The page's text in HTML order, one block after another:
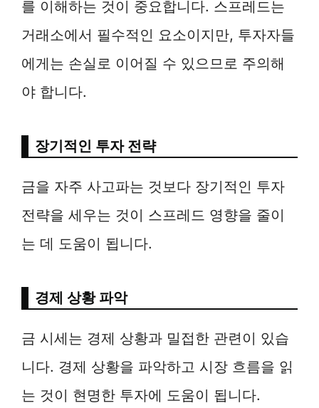
를 이해하는 것이 중요합니다. 스프레드는
거래소에서 필수적인 요소이지만, 투자자들
에게는 손실로 이어질 수 있으므로 주의해
야 합니다.
장기적인 투자 전략
금을 자주 사고파는 것보다 장기적인 투자
전략을 세우는 것이 스프레드 영향을 줄이
는 데 도움이 됩니다.
경제 상황 파악
금 시세는 경제 상황과 밀접한 관련이 있습
니다. 경제 상황을 파악하고 시장 흐름을 읽
는 것이 현명한 투자에 도움이 됩니다.